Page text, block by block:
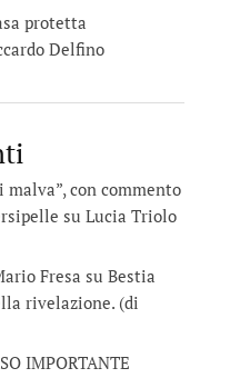
protetta
Delfino
con commento
su Lucia Triolo
Fresa su Bestia
rivelazione. (di
IMPORTANTE